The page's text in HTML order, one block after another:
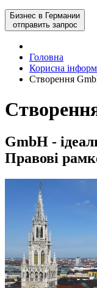
Бизнес в Германии
отправить запрос
Головна
Корисна
Створення
GmbH -
Правові